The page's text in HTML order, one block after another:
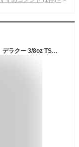
【2025年限定色追加】ジャッカル(JACKALL) デラクー 3/8oz TSカラー 【釣り フィッシング バス バス釣り バスルアー ブラックバス スピンテールジグ ブレードジグ ルアー ジャッカル デラクー 谷山商事オリカラ】